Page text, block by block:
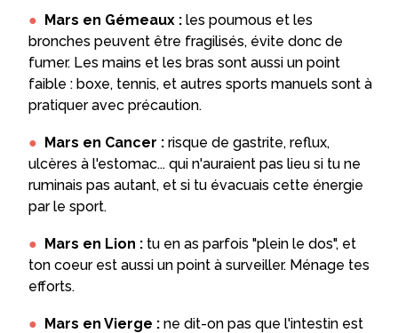
Mars en Gémeaux : les poumous et les
bronches peuvent être fragilisés, évite donc de
fumer. Les mains et les bras sont aussi un point
faible : boxe, tennis, et autres sports manuels sont à
pratiquer avec précaution.
Mars en Cancer : risque de gastrite, reflux,
ulcères à l'estomac... qui n'auraient pas lieu si tu ne
ruminais pas autant, et si tu évacuais cette énergie
par le sport.
Mars en Lion : tu en as parfois "plein le dos", et
ton coeur est aussi un point à surveiller. Ménage tes
efforts.
Mars en Vierge : ne dit-on pas que l'intestin est